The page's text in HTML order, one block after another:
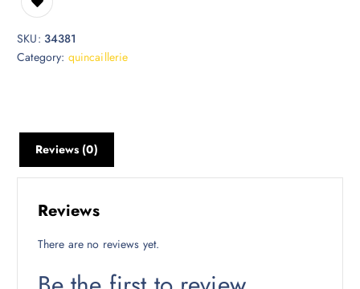
SKU: 34381
Category: quincaillerie
Reviews (0)
Reviews
There are no reviews yet.